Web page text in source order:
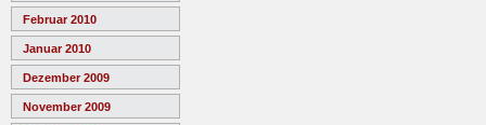
Februar 2010
Januar 2010
Dezember 2009
November 2009